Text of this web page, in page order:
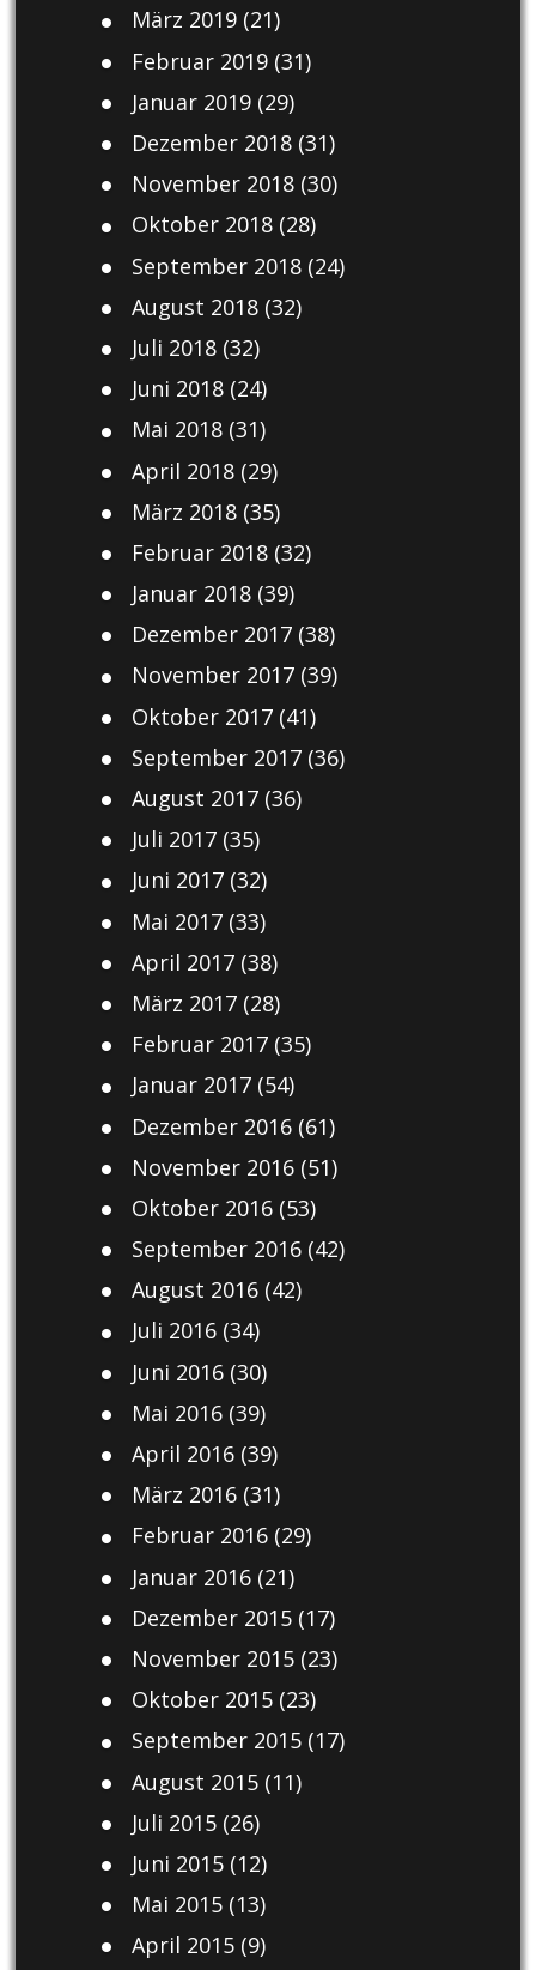
März 2019(21)
Februar 2019(31)
Januar 2019(29)
Dezember 2018(31)
November 2018(30)
Oktober 2018(28)
September 2018(24)
August 2018(32)
Juli 2018(32)
Juni 2018(24)
Mai 2018(31)
April 2018(29)
März 2018(35)
Februar 2018(32)
Januar 2018(39)
Dezember 2017(38)
November 2017(39)
Oktober 2017(41)
September 2017(36)
August 2017(36)
Juli 2017(35)
Juni 2017(32)
Mai 2017(33)
April 2017(38)
März 2017(28)
Februar 2017(35)
Januar 2017(54)
Dezember 2016(61)
November 2016(51)
Oktober 2016(53)
September 2016(42)
August 2016(42)
Juli 2016(34)
Juni 2016(30)
Mai 2016(39)
April 2016(39)
März 2016(31)
Februar 2016(29)
Januar 2016(21)
Dezember 2015(17)
November 2015(23)
Oktober 2015(23)
September 2015(17)
August 2015(11)
Juli 2015(26)
Juni 2015(12)
Mai 2015(13)
April 2015(9)